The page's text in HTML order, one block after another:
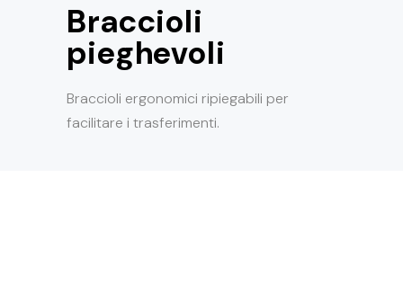
Braccioli
pieghevoli
Braccioli ergonomici ripiegabili per
facilitare i trasferimenti.